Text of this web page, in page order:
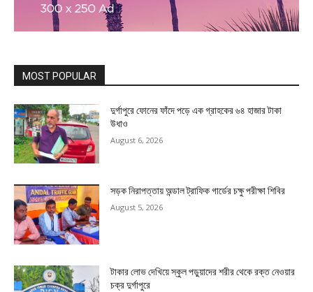
MOST POPULAR
দুর্গাপুরে ফোনের ফাঁদে পড়ে এক গ্রাহকের ৬৪ হাজার টাকা
উধাও
August 6, 2026
সড়ক নিরাপত্তায় অন্ডাল ট্রাফিক গার্ডের চক্ষু পরীক্ষা শিবির
August 5, 2026
টাকার লোভ দেখিয়ে স্কুল পড়ুয়াদের শরীর থেকে রক্ত নেওয়ার
চক্র দুর্গাপুরে